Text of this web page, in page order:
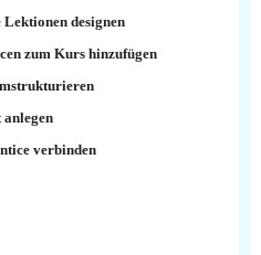
designen
zum Kurs hinzufügen
verbinden